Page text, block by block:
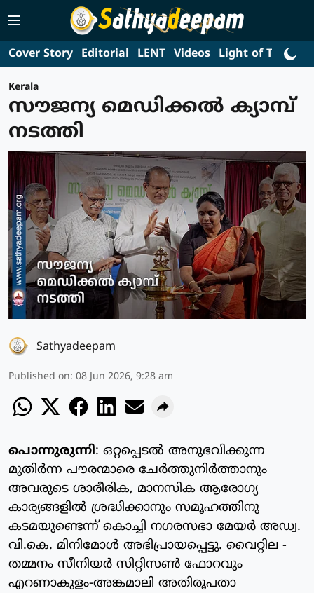
Cover Story Editorial LENT Videos Light of Truth
Kerala
സൗജന്യ മെഡിക്കൽ ക്യാമ്പ്
നടത്തി
Sathyadeepam
Published on: 08 Jun 2026, 9:28 am
പൊന്നുരുന്നി: ഒറ്റപ്പെടൽ അനുഭവിക്കുന്ന
മുതിർന്ന പൗരന്മാരെ ചേർത്തുനിർത്താനും
അവരുടെ ശാരീരിക, മാനസിക ആരോഗ്യ
കാര്യങ്ങളിൽ ശ്രദ്ധിക്കാനും സമൂഹത്തിനു
കടമയുണ്ടെന്ന് കൊച്ചി നഗരസഭാ മേയർ അഡ്വ.
വി.കെ. മിനിമോൾ അഭിപ്രായപ്പെട്ടു. വൈറ്റില -
തമ്മനം സീനിയർ സിറ്റിസൺ ഫോറവും
എറണാകുളം-അങ്കമാലി അതിരൂപതാ